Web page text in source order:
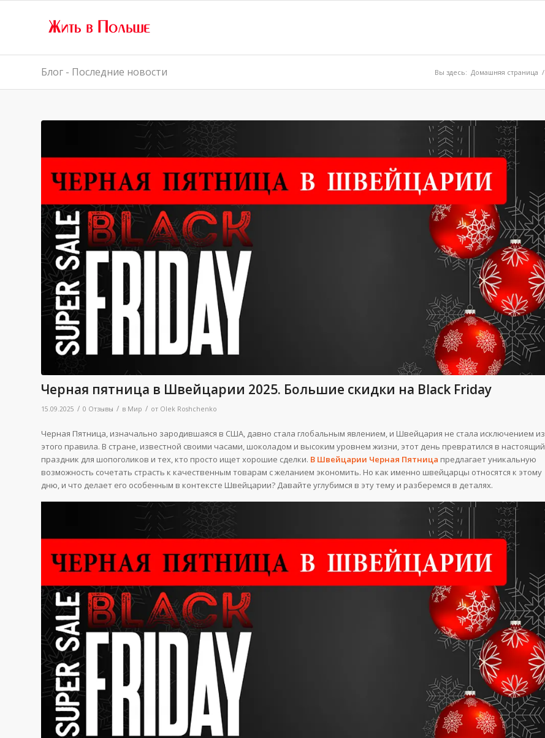
Блог - Последние новости Вы здесь: Домашняя страница /
Черная пятница в Швейцарии 2025. Большие скидки на Black Friday
15.09.2025 / 0 Отзывы / в Мир / от Olek Roshchenko
Черная Пятница, изначально зародившаяся в США, давно стала глобальным явлением, и Швейцария не стала исключением из
этого правила. В стране, известной своими часами, шоколадом и высоким уровнем жизни, этот день превратился в настоящий
праздник для шопоголиков и тех, кто просто ищет хорошие сделки. В Швейцарии Черная Пятница предлагает уникальную
возможность сочетать страсть к качественным товарам с желанием экономить. Но как именно швейцарцы относятся к этому
дню, и что делает его особенным в контексте Швейцарии? Давайте углубимся в эту тему и разберемся в деталях.